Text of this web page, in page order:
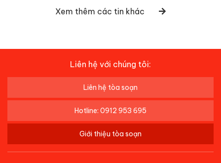
Xem thêm các tin khác
Liên hệ với chúng tôi:
Liên hệ tòa soạn
Hotline: 0912 953 695
Giới thiệu tòa soạn